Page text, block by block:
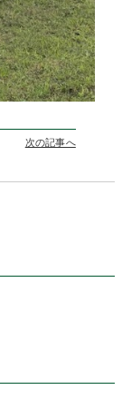
次の記事へ